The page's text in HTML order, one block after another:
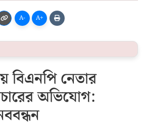
A- A+
বিএনপি নেতার
অভিযোগ: